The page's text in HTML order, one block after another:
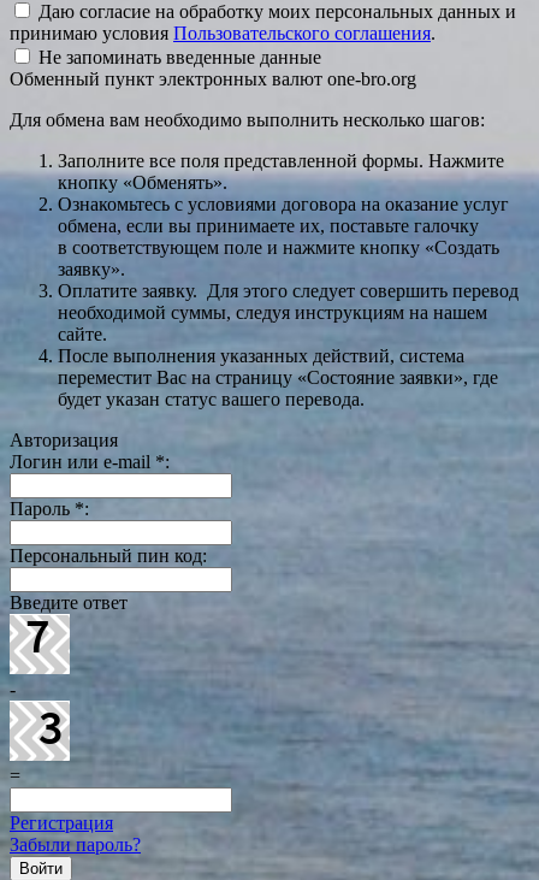
Даю согласие на обработку моих персональных данных и
принимаю условия Пользовательского соглашения.
Не запоминать введенные данные
Обменный пункт электронных валют one-bro.org
Для обмена вам необходимо выполнить несколько шагов:
Заполните все поля представленной формы. Нажмите
кнопку «Обменять».
Ознакомьтесь с условиями договора на оказание услуг
обмена, если вы принимаете их, поставьте галочку
в соответствующем поле и нажмите кнопку «Создать
заявку».
Оплатите заявку. Для этого следует совершить перевод
необходимой суммы, следуя инструкциям на нашем
сайте.
После выполнения указанных действий, система
переместит Вас на страницу «Состояние заявки», где
будет указан статус вашего перевода.
Авторизация
Логин или e-mail *:
Пароль *:
Персональный пин код:
Введите ответ
-
=
Регистрация
Забыли пароль?